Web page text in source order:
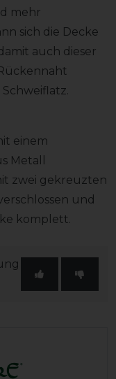
mehr
sich die Decke
auch dieser
einem
Metall
zwei gekreuzten
und
komplett.